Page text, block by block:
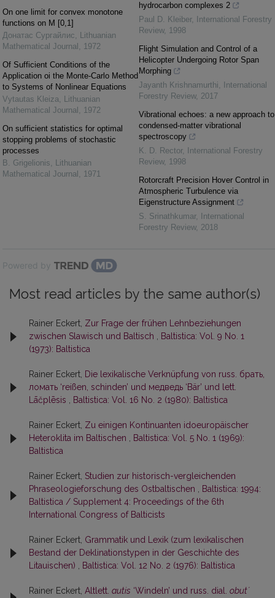
On one limit for convex monotone
functions on M [0,1]
Донатас Сургайлис, Lithuanian
Mathematical Journal , 1972
Of Sufficient Conditions of the
Application oi the Monte-Carlo Method
to Systems of Nonlinear Equations
Vytautas Kleiza, Lithuanian
Mathematical Journal , 1972
On sufficient statistics for optimal
stopping problems of stochastic
processes
B. Grigelionis, Lithuanian
Mathematical Journal , 1971
hydrocarbon complexes 2
Paul D. Kleiber,
International Forestry
Review, 1998
Flight Simulation and Control of a
Helicopter Undergoing Rotor Span
Morphing
Jayanth Krishnamurthi,
International
Forestry Review, 2017
Vibrational echoes: a new approach to
condensed-matter vibrational
spectroscopy
K. D. Rector,
International Forestry
Review, 1998
Rotorcraft Precision Hover Control in
Atmospheric Turbulence via
Eigenstructure Assignment
S. Srinathkumar,
International
Forestry Review, 2018
Powered by
Most read articles by the same author(s)
Rainer Eckert, Zur Frage der frühen Lehnbeziehungen
zwischen Slawisch und Baltisch , Baltistica: Vol. 9 No. 1
(1973): Baltistica
Rainer Eckert, Die lexikalische Verknüpfung von russ. брать,
ломать ‘reißen, schinden’ und медведь ‘Bär’ und lett.
Lāčplēsis , Baltistica: Vol. 16 No. 2 (1980): Baltistica
Rainer Eckert, Zu einigen Kontinuanten idoeuropäischer
Heteroklita im Baltischen , Baltistica: Vol. 5 No. 1 (1969):
Baltistica
Rainer Eckert, Studien zur historisch-vergleichenden
Phraseologieforschung des Ostbaltischen , Baltistica: 1994:
Baltistica / Supplement 4: Proceedings of the 6th
International Congress of Balticists
Rainer Eckert, Grammatik und Lexik (zum lexikalischen
Bestand der Deklinationstypen in der Geschichte des
Litauischen) , Baltistica: Vol. 12 No. 2 (1976): Baltistica
Rainer Eckert, Altlett. autis ‘Windeln’ und russ. dial. obut´